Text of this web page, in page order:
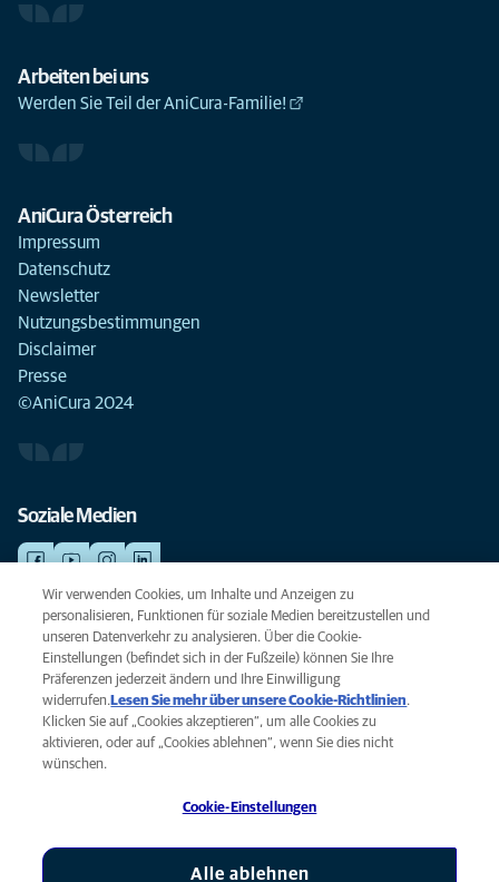
Arbeiten bei uns
Werden Sie Teil der AniCura-Familie!
AniCura Österreich
Impressum
Datenschutz
Newsletter
Nutzungsbestimmungen
Disclaimer
Presse
©AniCura 2024
Soziale Medien
NOTDIENSTE
Finden Sie hier Ihre Standorte mit Notfallservice. Weil Ihr Tier die beste
Versorgung verdient.
Datenschutz
Legal
AniCura ist eine Tochtergesellschaft von Mars, Inc © 2026
Wir verwenden Cookies, um Inhalte und Anzeigen zu
personalisieren, Funktionen für soziale Medien bereitzustellen und
unseren Datenverkehr zu analysieren. Über die Cookie-
Einstellungen (befindet sich in der Fußzeile) können Sie Ihre
Präferenzen jederzeit ändern und Ihre Einwilligung
widerrufen. Lesen Sie mehr über unsere Cookie-Richtlinien(opens
.
Klicken Sie auf „Cookies akzeptieren“, um alle Cookies zu
aktivieren, oder auf „Cookies ablehnen“, wenn Sie dies nicht
wünschen.
Cookie-Einstellungen
Alle ablehnen